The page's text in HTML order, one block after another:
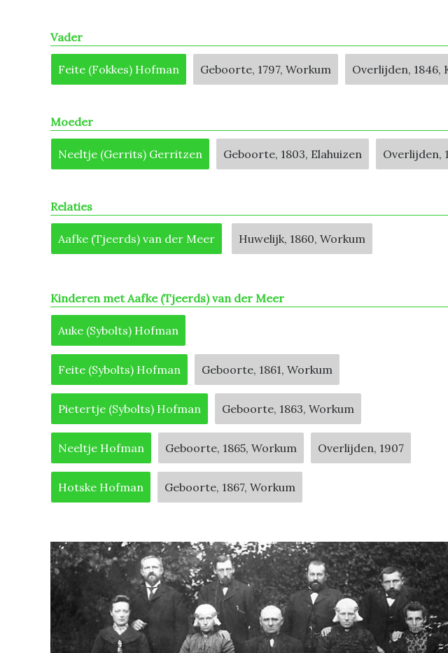
Vader
Feite (Fokkes) Hofman Geboorte, 1797, Workum Overlijden, 1846,
Moeder
Neeltje (Gerrits) Gerritzen Geboorte, 1803, Elahuizen Overlijden,
Relaties
Aafke (Tjeerds) van der Meer Huwelijk, 1860, Workum
Kinderen met Aafke (Tjeerds) van der Meer
Auke (Sybolts) Hofman
Feite (Sybolts) Hofman Geboorte, 1861, Workum
Pietertje (Sybolts) Hofman Geboorte, 1863, Workum
Neeltje Hofman Geboorte, 1865, Workum Overlijden, 1907
Hotske Hofman Geboorte, 1867, Workum